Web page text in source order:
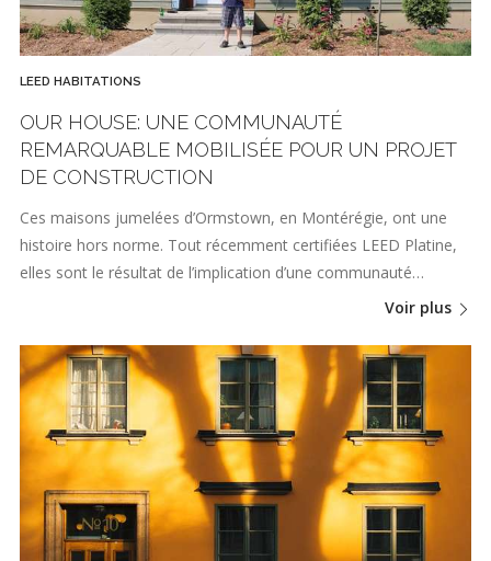
LEED HABITATIONS
OUR HOUSE: UNE COMMUNAUTÉ
REMARQUABLE MOBILISÉE POUR UN PROJET
DE CONSTRUCTION
Ces maisons jumelées d’Ormstown, en Montérégie, ont une
histoire hors norme. Tout récemment certifiées LEED Platine,
elles sont le résultat de l’implication d’une communauté…
Voir plus